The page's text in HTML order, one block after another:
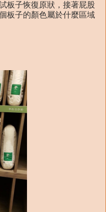
板子恢復原狀，接著屁股
板子的顏色屬於什麼區域